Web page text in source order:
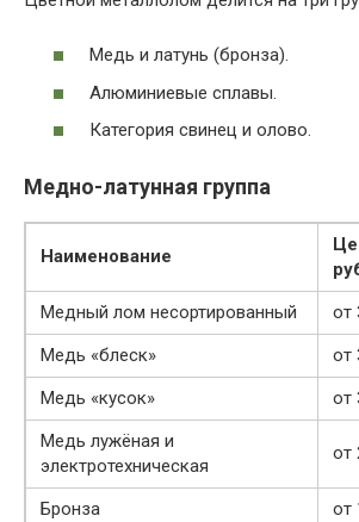
Медь и латунь (бронза).
Алюминиевые сплавы.
Категория свинец и олово.
Медно-латунная группа
Наименование
Медный лом несортированный
от
Медь «блеск»
от
Медь «кусок»
от
Медь лужёная и
электротехническая
от
Бронза
от